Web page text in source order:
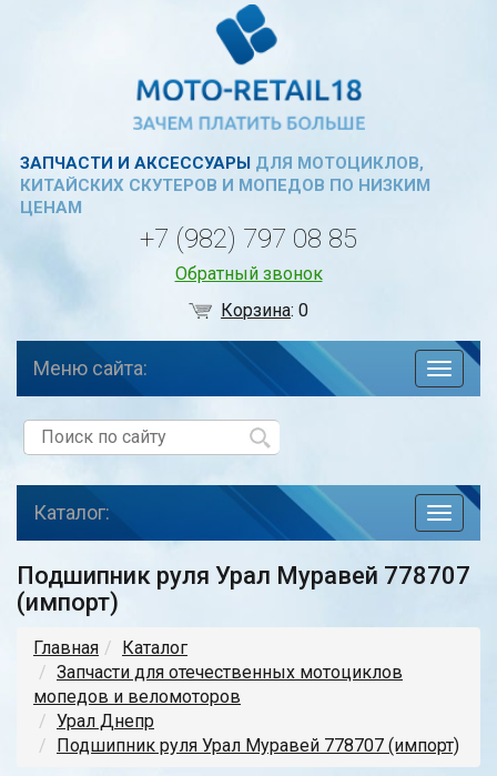
ЗАПЧАСТИ И АКСЕССУАРЫДЛЯ МОТОЦИКЛОВ,
КИТАЙСКИХ СКУТЕРОВ И МОПЕДОВ ПО НИЗКИМ
ЦЕНАМ
+7 (982) 797 08 85
Обратный звонок
Корзина:0
по
Меню сайта:
toggle
Каталог:
Подшипник руля Урал Муравей 778707
(импорт)
Главная
Каталог
Запчасти для отечественных мотоциклов
мопедов и веломоторов
Урал Днепр
Подшипник руля Урал Муравей 778707 (импорт)